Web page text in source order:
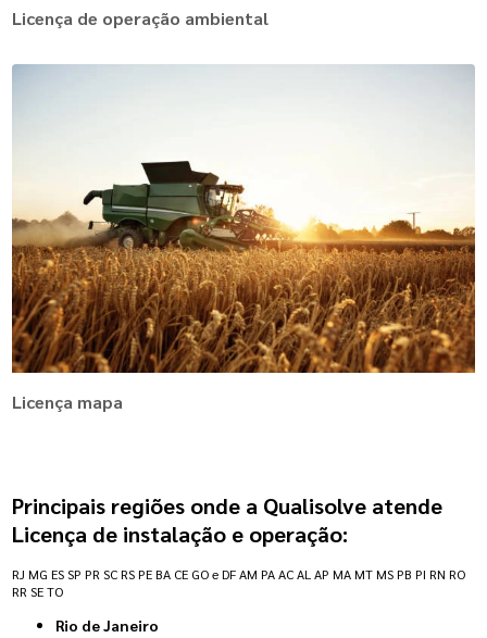
Licença de operação ambiental
Licença mapa
Principais regiões onde a Qualisolve atende
Licença de instalação e operação:
RJ MG ES SP PR SC RS PE BA CE GO e DF AM PA AC AL AP MA MT MS PB PI RN RO
RR SE TO
Rio de Janeiro